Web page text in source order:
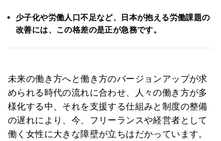
少子化や労働人口不足など、日本が抱える労働課題の
改善には、この格差の是正が急務です。
未来の働き方へと働き方のバージョンアップが求
められる時代の流れに合わせ、人々の働き方が多
様化する中、それを支援する仕組みと制度の整備
の遅れにより、今、フリーランスや経営者として
働く女性に大きな障壁が立ちはだかっています。